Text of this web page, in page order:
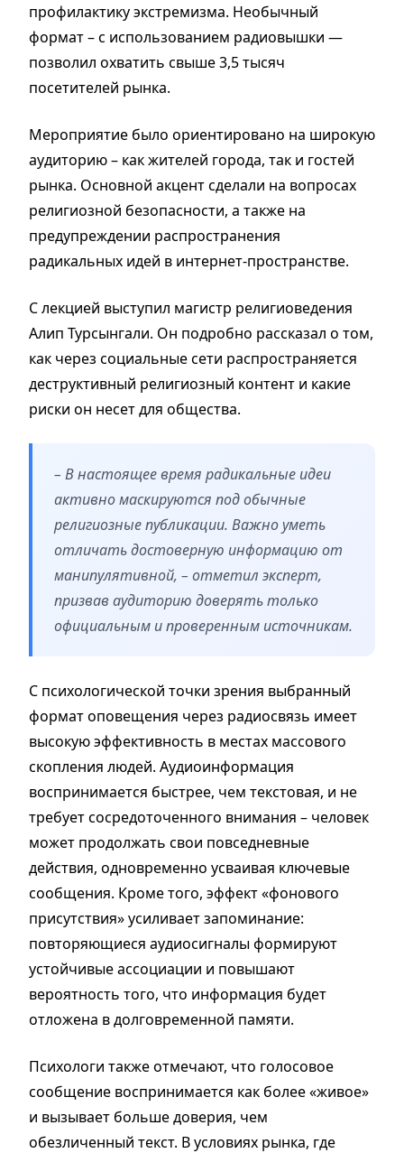
профилактику экстремизма. Необычный
формат – с использованием радиовышки —
позволил охватить свыше 3,5 тысяч
посетителей рынка.
Мероприятие было ориентировано на широкую
аудиторию – как жителей города, так и гостей
рынка. Основной акцент сделали на вопросах
религиозной безопасности, а также на
предупреждении распространения
радикальных идей в интернет-пространстве.
С лекцией выступил магистр религиоведения
Алип Турсынгали. Он подробно рассказал о том,
как через социальные сети распространяется
деструктивный религиозный контент и какие
риски он несет для общества.
– В настоящее время радикальные идеи
активно маскируются под обычные
религиозные публикации. Важно уметь
отличать достоверную информацию от
манипулятивной, – отметил эксперт,
призвав аудиторию доверять только
официальным и проверенным источникам.
С психологической точки зрения выбранный
формат оповещения через радиосвязь имеет
высокую эффективность в местах массового
скопления людей. Аудиоинформация
воспринимается быстрее, чем текстовая, и не
требует сосредоточенного внимания – человек
может продолжать свои повседневные
действия, одновременно усваивая ключевые
сообщения. Кроме того, эффект «фонового
присутствия» усиливает запоминание:
повторяющиеся аудиосигналы формируют
устойчивые ассоциации и повышают
вероятность того, что информация будет
отложена в долговременной памяти.
Психологи также отмечают, что голосовое
сообщение воспринимается как более «живое»
и вызывает больше доверия, чем
обезличенный текст. В условиях рынка, где